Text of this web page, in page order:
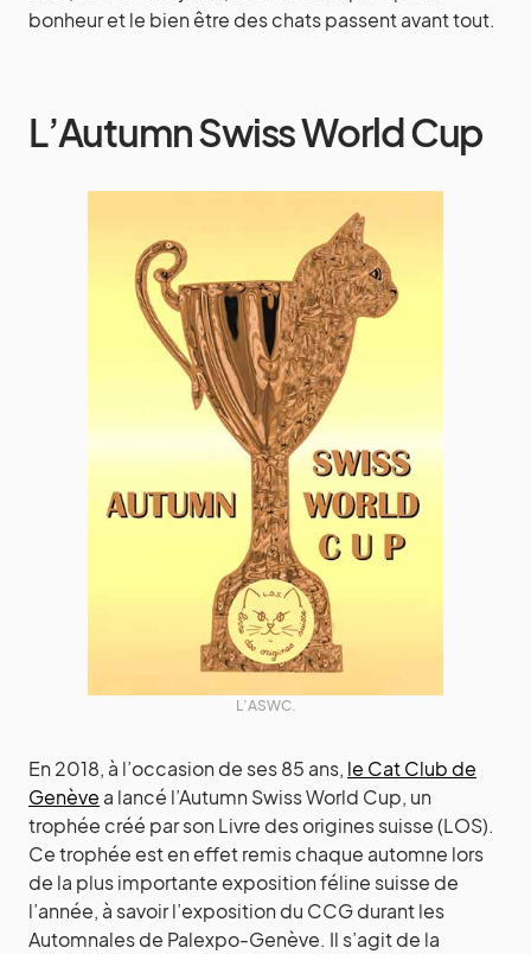
bonheur et le bien être des chats passent avant tout.
L’Autumn Swiss World Cup
L’ASWC.
En 2018, à l’occasion de ses 85 ans, le Cat Club de
Genève a lancé l’Autumn Swiss World Cup, un
trophée créé par son Livre des origines suisse (LOS).
Ce trophée est en effet remis chaque automne lors
de la plus importante exposition féline suisse de
l’année, à savoir l’exposition du CCG durant les
Automnales de Palexpo-Genève. Il s’agit de la